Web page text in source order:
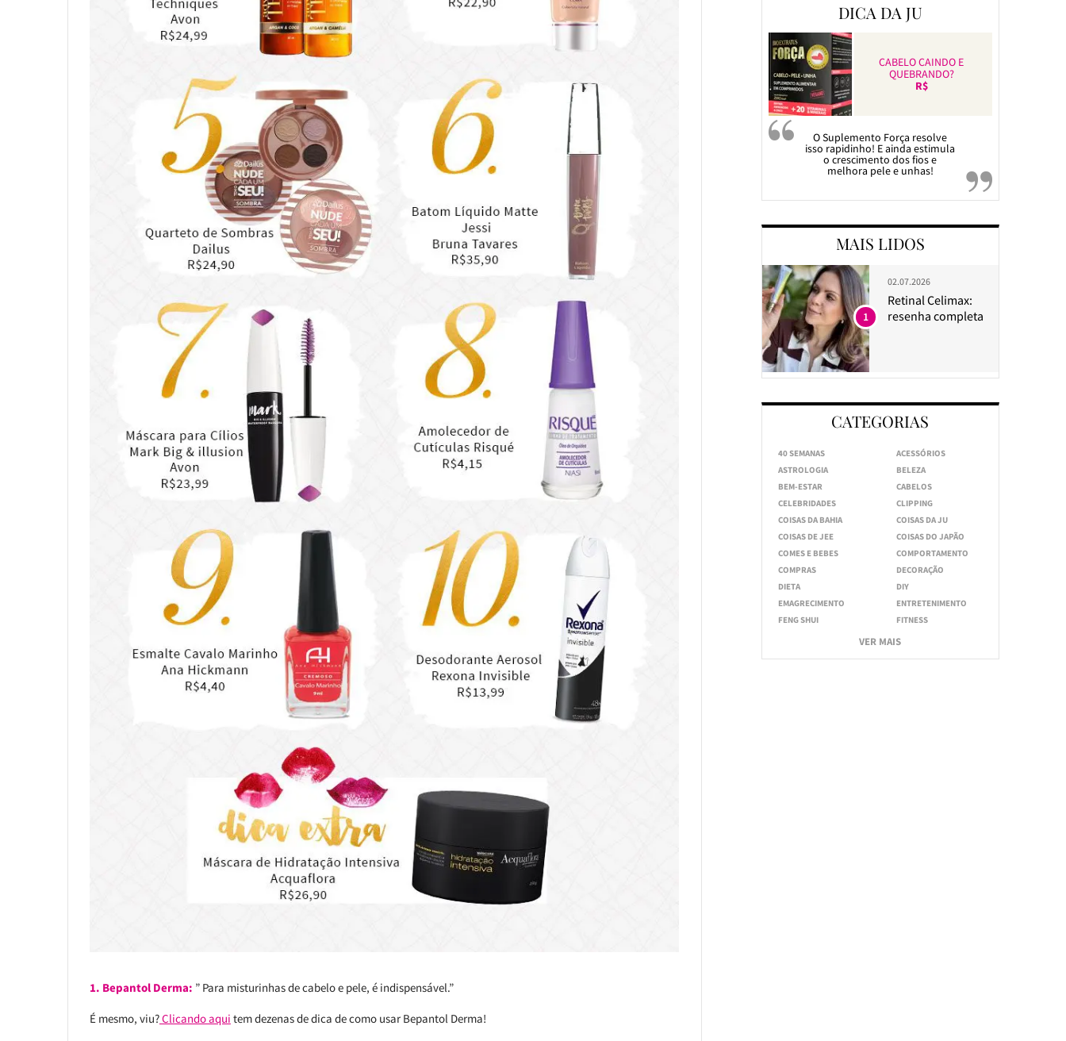
1. Bepantol Derma: ” Para misturinhas de cabelo e pele, é indispensável.”
É mesmo, viu?Clicando aqui tem dezenas de dica de como usar Bepantol Derma!
DICA DA JU
CABELO CAINDO E
QUEBRANDO?
R$
O Suplemento Força resolve
isso rapidinho! E ainda estimula
o crescimento dos fios e
melhora pele e unhas!
MAIS LIDOS
02.07.2026
Retinal Celimax:
resenha completa
1
CATEGORIAS
40 SEMANAS
ACESSÓRIOS
ASTROLOGIA
BELEZA
BEM-ESTAR
CABELOS
CELEBRIDADES
CLIPPING
COISAS DA BAHIA
COISAS DA JU
COISAS DE JEE
COISAS DO JAPÃO
COMES E BEBES
COMPORTAMENTO
COMPRAS
DECORAÇÃO
DIETA
DIY
EMAGRECIMENTO
ENTRETENIMENTO
FENG SHUI
FITNESS
VER MAIS